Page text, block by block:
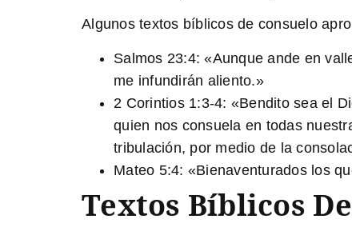
Algunos textos bíblicos de consuelo
Salmos 23:4: «Aunque ande en
me infundirán aliento.»
2 Corintios 1:3-4: «Bendito sea el
quien nos consuela en todas
tribulación, por medio de la
Mateo 5:4: «Bienaventurados los
Textos Bíblicos